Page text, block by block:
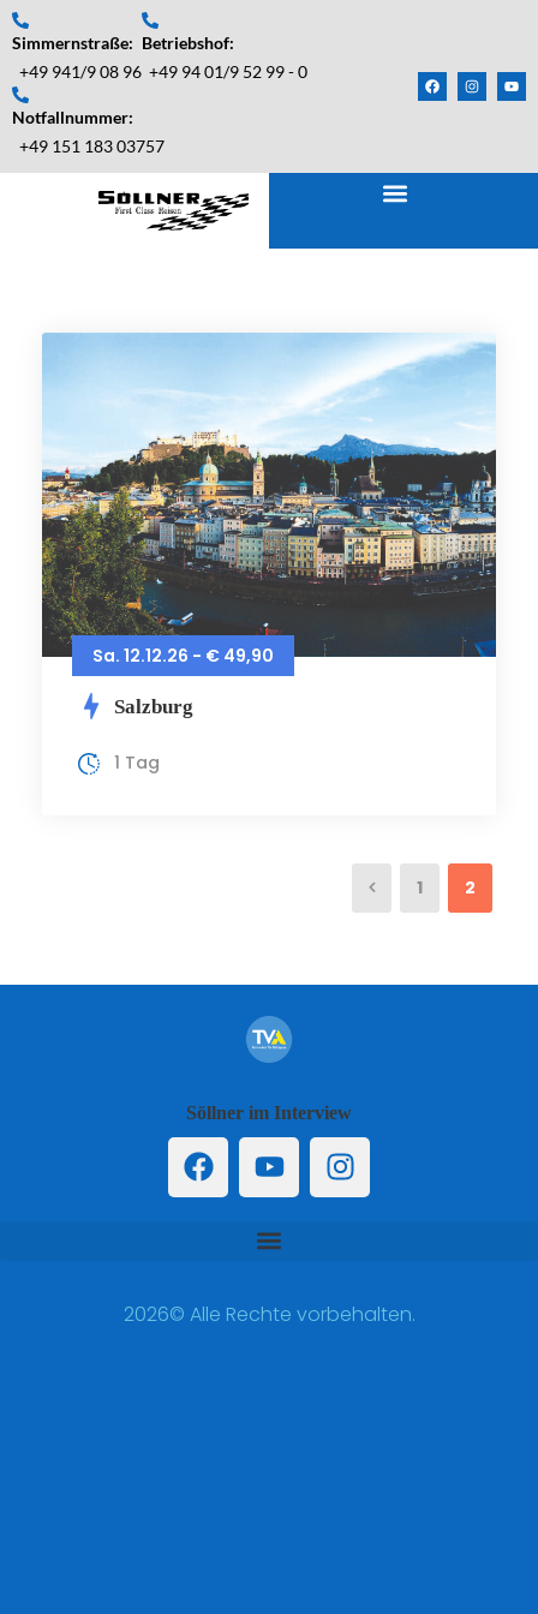
Simmernstraße:
+49 941/9 08 96
Betriebshof:
+49 94 01/9 52 99 - 0
Notfallnummer:
+49 151 183 03757
Sa. 12.12.26 - € 49,90
Salzburg
1 Tag
1 2
Söllner im Interview
2026© Alle Rechte vorbehalten.